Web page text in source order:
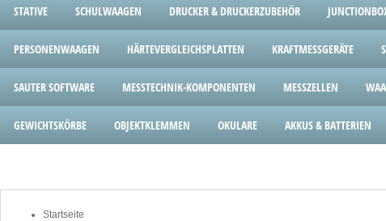
STATIVE SCHULWAAGEN DRUCKER & DRUCKERZUBEHÖR
PERSONENWAAGEN HÄRTEVERGLEICHSPLATTEN KRAFTMESSGERÄTE
SAUTER SOFTWARE MESSTECHNIK-KOMPONENTEN MESSZELLEN
GEWICHTSKÖRBE OBJEKTKLEMMEN OKULARE AKKUS & BATTERIEN
Startseite